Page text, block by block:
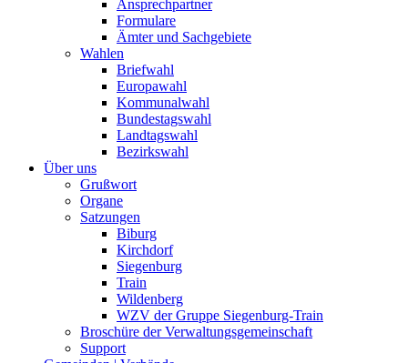
Ansprechpartner
Formulare
Ämter und Sachgebiete
Wahlen
Briefwahl
Europawahl
Kommunalwahl
Bundestagswahl
Landtagswahl
Bezirkswahl
Über uns
Grußwort
Organe
Satzungen
Biburg
Kirchdorf
Siegenburg
Train
Wildenberg
WZV der Gruppe Siegenburg-Train
Broschüre der Verwaltungsgemeinschaft
Support